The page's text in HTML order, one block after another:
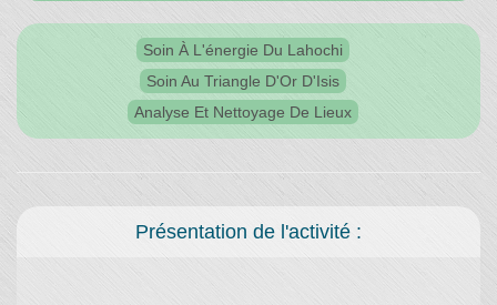
Soin À L'énergie Du Lahochi
Soin Au Triangle D'Or D'Isis
Analyse Et Nettoyage De Lieux
Présentation de l'activité :